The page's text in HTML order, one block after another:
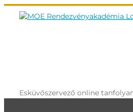
Kihagyás
Esküvőszervező online